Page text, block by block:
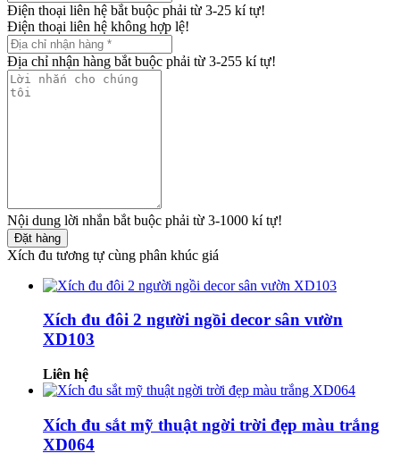
Điện thoại liên hệ bắt buộc phải từ 3-25 kí tự!
Điện thoại liên hệ không hợp lệ!
Địa chỉ nhận hàng bắt buộc phải từ 3-255 kí tự!
Nội dung lời nhắn bắt buộc phải từ 3-1000 kí tự!
Đặt hàng
Xích đu tương tự cùng phân khúc giá
Xích đu đôi 2 người ngồi decor sân vườn
XD103
Liên hệ
Xích đu sắt mỹ thuật ngời trời đẹp màu trắng
XD064